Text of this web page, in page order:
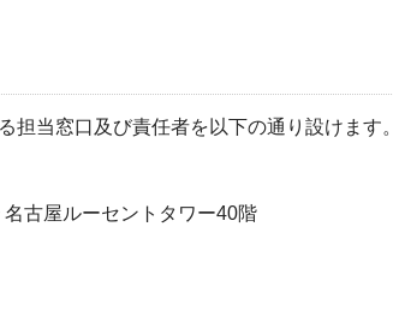
担当窓口及び責任者を以下の通り設けます。
古屋ルーセントタワー40階